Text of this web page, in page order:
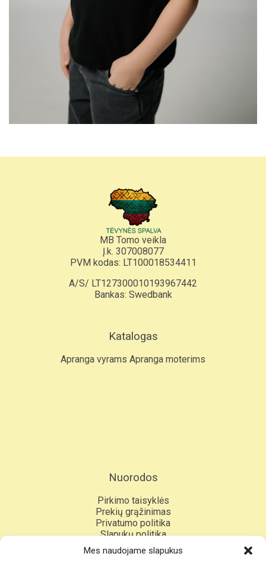
Mes naudojame slapukus
MB Tomo veikla
Į.k. 307008077
PVM kodas: LT100018534411
A/S/ LT127300010193967442
Bankas: Swedbank
Katalogas
Apranga vyrams Apranga moterims
Nuorodos
Pirkimo taisyklės
Prekių grąžinimas
Privatumo politika
Slapukų politika
Kontaktai